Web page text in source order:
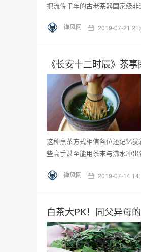
把流传千年的古老茶器国家级
禅风网 2019-07-21
《长安十二时辰》茶
这种烹茶方式相信各位还记忆
些高手甚至能用茶末与沸水冲
禅风网 2019-07-14
白茶大PK！同父异母